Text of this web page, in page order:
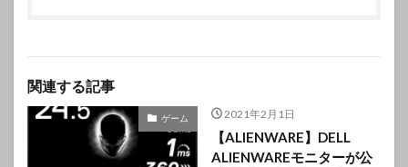
関連する記事
ゲーム 2021年2月1日
【ALIENWARE】DELL
ALIENWAREモニターが公